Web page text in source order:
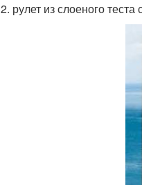
2. рулет из слоеного